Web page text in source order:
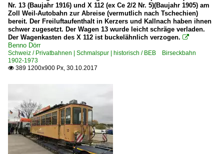
Nr. 13 (Baujahr 1916) und X 112 (ex Ce 2/2 Nr. 5)(Baujahr 1905) am
Zoll Weil-Autobahn zur Abreise (vermutlich nach Tschechien)
bereit. Der Freiluftaufenthalt in Kerzers und Kallnach haben ihnen
schwer zugesetzt. Der Wagen 13 wurde leicht schräge verladen.
Der Wagenkasten des X 112 ist buckelähnlich verzogen. 
Benno Dörr
Schweiz / Privatbahnen | Schmalspur | historisch / BEB Birseckbahn
1902-1973
 389 1200x900 Px, 30.10.2017